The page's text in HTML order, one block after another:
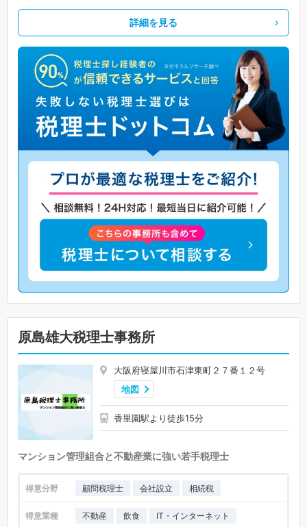
詳細を見る
原島雄大税理士事務所
大阪府寝屋川市石津東町２７番１２号
地図
香里園駅より徒歩15分
マンション管理組合と不動産業に強い若手税理士
得意分野 顧問税理士 会社設立 相続税
得意業種 不動産 飲食
IT・インターネット